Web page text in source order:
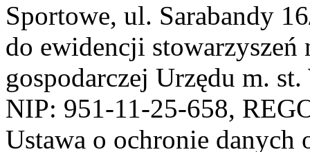
Sportowe, ul. Sarabandy
do ewidencji stowarzyszeń
gospodarczej Urzędu m.
NIP: 951-11-25-658,
Ustawa o ochronie danych